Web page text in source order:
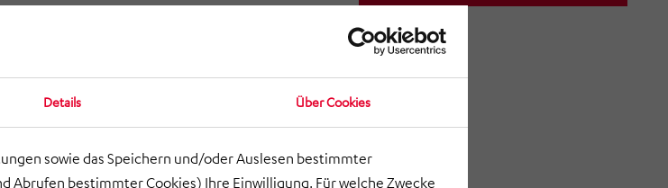
Details Über Cookies
sowie das Speichern und/oder Auslesen bestimmter
Abrufen bestimmter Cookies) Ihre Einwilligung. Für welche Zwecke
Einbruchmeldeanlage